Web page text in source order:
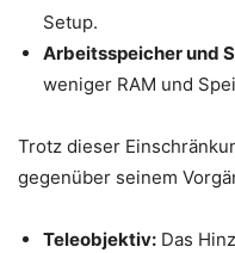
Setup.
Arbeitsspeicher und
weniger RAM und
Trotz dieser
gegenüber seinem
Teleobjektiv: Das